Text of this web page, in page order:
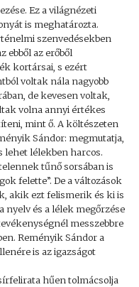
Ez a világnézeti
is meghatározta.
szenvedésekben
ebből az erőből
kortársai, s ezért
voltak nála nagyobb
de kevesen voltak,
volna annyi értékes
mint ő. A költészeten
Sándor: megmutatja,
lehet lélekben harcos.
tűnő sorsában is
felette”. De a változások
akik ezt felismerik és ki is
nyelv és a lélek megőrzése
messzebbre
Reményik Sándor a
is az igazságot
hűen tolmácsolja